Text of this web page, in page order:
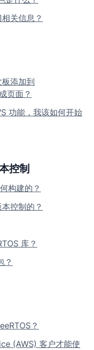
关信息？
添加到
页面？
功能，我该如何开始
控制
构建的？
控制的？
库？
？
？
(AWS) 客户才能使